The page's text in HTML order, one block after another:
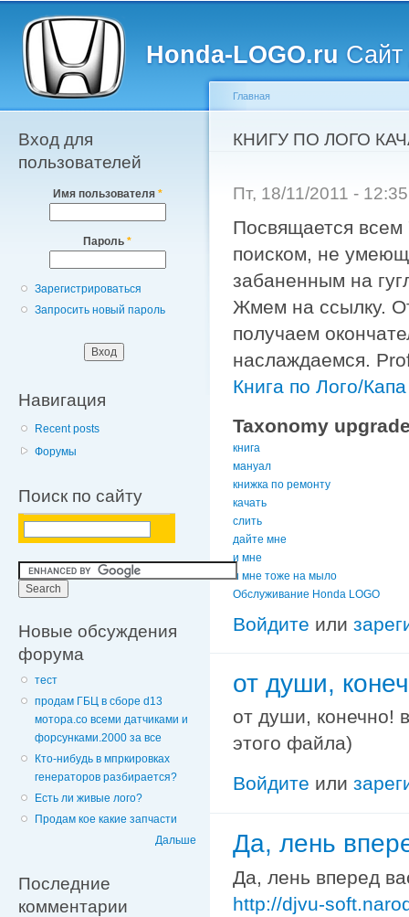
Honda-LOGO.ru Сайт
Главное меню
Вход для
пользователей
Имя пользователя *
Пароль *
Зарегистрироваться
Запросить новый пароль
Навигация
Recent posts
Форумы
Поиск по сайту
Новые обсуждения
форума
тест
продам ГБЦ в сборе d13
мотора.со всеми датчиками и
форсунками.2000 за все
Кто-нибудь в мпркировках
генераторов разбирается?
Есть ли живые лого?
Продам кое какие запчасти
Дальше
Последние
комментарии
Вы здесь
Главная
КНИГУ ПО ЛОГО
Пт, 18/11/2011 -
Посвящается
поиском, не
забаненным на
Жмем на ссылку.
получаем
наслаждаемся.
Книга по Лого/Капа
Taxonomy
книга
мануал
книжка по ремонту
качать
слить
дайте мне
и мне
и мне тоже на мыло
Обслуживание Honda LOGO
Войдите или
от души,
от души, конечно!
этого файла)
Войдите или
Да, лень
Да, лень вперед
http://djvu-